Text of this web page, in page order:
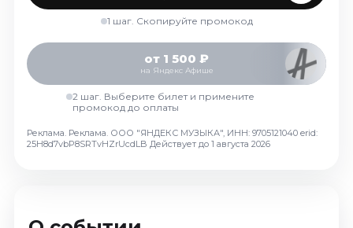
Сентябрь 2026
События
Август 2026
Сентябрь 2026
Ноябрь 2026
1 шаг. Скопируйте промокод
от 1 500 ₽
на Яндекс Афише
2 шаг. Выберите билет и примените
промокод до оплаты
Реклама. Реклама. ООО "ЯНДЕКС МУЗЫКА", ИНН: 9705121040 erid:
25H8d7vbP8SRTvHZrUcdLB Действует до 1 августа 2026